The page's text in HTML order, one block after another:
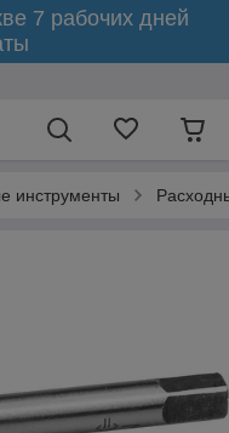
7 рабочих дней
инструменты